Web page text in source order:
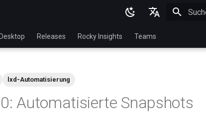
English
Español
Desktop Releases Rocky Insights Teams
lxd-Automatisierung
Automatisierte Snapshots